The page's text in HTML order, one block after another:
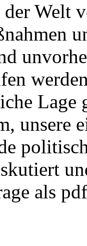
Welt
Lage
unsere
als